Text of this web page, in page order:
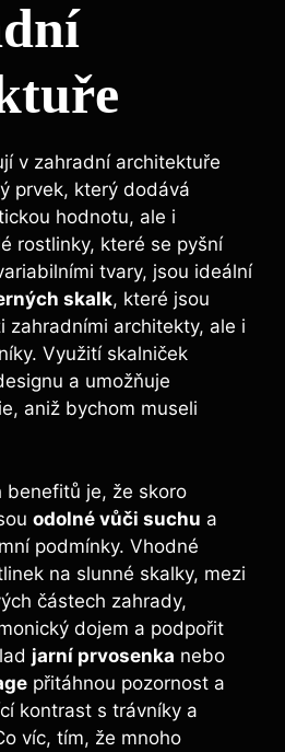
v zahradní architektuře
prvek, který dodává
hodnotu, ale i
rostlinky, které se pyšní
tvary, jsou ideální
skalk, které jsou
zahradními architekty, ale i
Využití skalniček
a umožňuje
aniž bychom museli
benefitů je, že skoro
odolné vůči suchu a
podmínky. Vhodné
na slunné skalky, mezi
částech zahrady,
dojem a podpořit
jarní prvosenka nebo
přitáhnou pozornost a
kontrast s trávníky a
víc, tím, že mnoho